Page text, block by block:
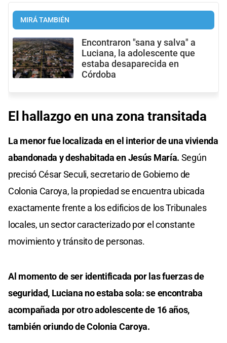
MIRÁ TAMBIÉN
Encontraron "sana y salva" a
Luciana, la adolescente que
estaba desaparecida en
Córdoba
El hallazgo en una zona transitada
La menor fue localizada en el interior de una vivienda
abandonada y deshabitada en Jesús María. Según
precisó César Seculi, secretario de Gobierno de
Colonia Caroya, la propiedad se encuentra ubicada
exactamente frente a los edificios de los Tribunales
locales, un sector caracterizado por el constante
movimiento y tránsito de personas.
Al momento de ser identificada por las fuerzas de
seguridad, Luciana no estaba sola: se encontraba
acompañada por otro adolescente de 16 años,
también oriundo de Colonia Caroya.